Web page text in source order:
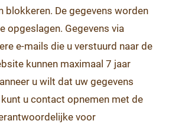
blokkeren. De gegevens worden
opgeslagen. Gegevens via
e-mails die u verstuurd naar de
kunnen maximaal 7 jaar
u wilt dat uw gegevens
u contact opnemen met de
voor